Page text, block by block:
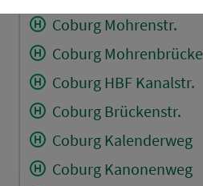
Coburg Mohrenstr.
Coburg Mohrenbrücke
Coburg HBF Kanalstr.
Coburg Brückenstr.
Coburg Kalenderweg
Coburg Kanonenweg